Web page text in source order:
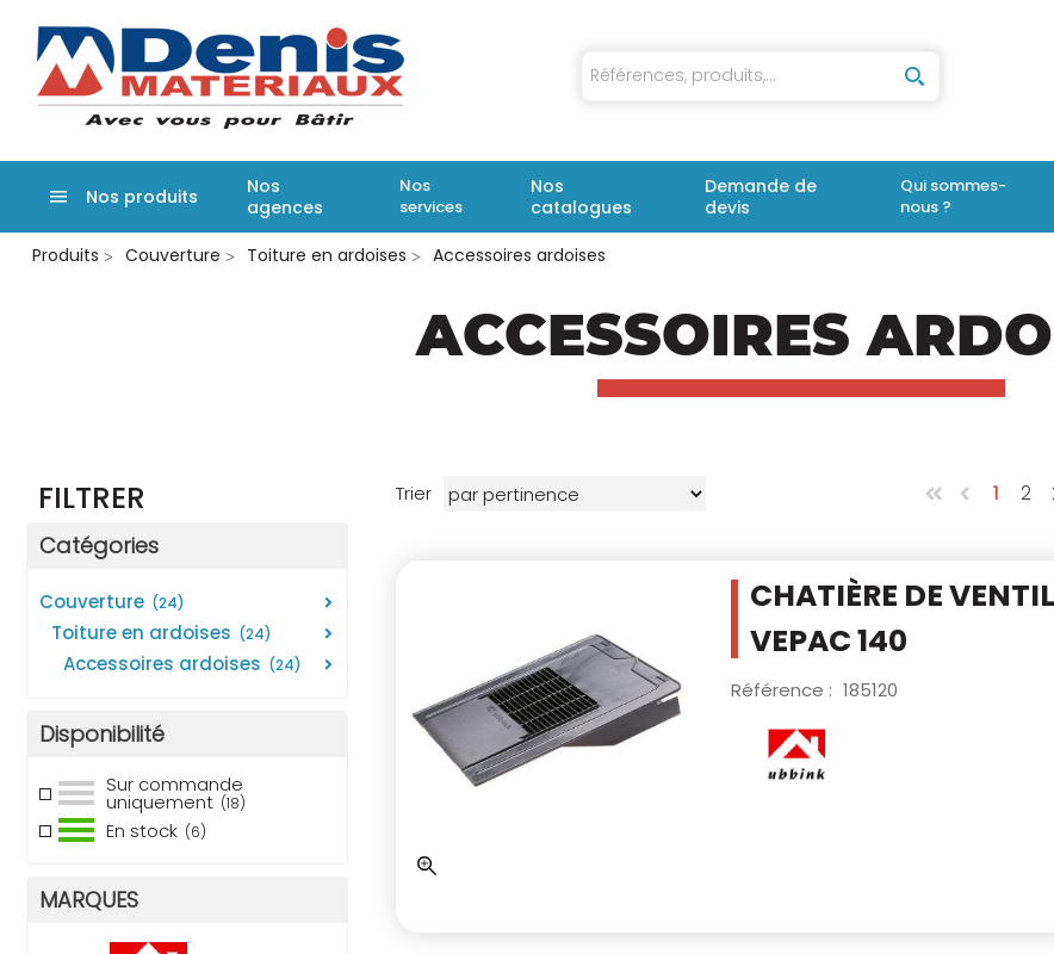
Aller
Nos produits
Nos
agences
Nos
services
Nos
catalogues
Demande de
devis
Qui sommes-
nous ?
Produits
Couverture Toiture en ardoises Accessoires ardoises
ACCESSOIRES
FILTRER
Catégories
couverture (24)
toiture en ardoises (24)
accessoires ardoises (24)
Disponibilité
Sur commande
uniquement (18)
En stock (6)
MARQUES
Trier 1 2
CHATIÈRE DE
VEPAC 140
Référence : 185120